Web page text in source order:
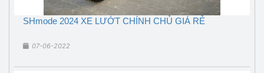
SHmode 2024 XE LƯỚT CHÍNH CHỦ GIÁ RẺ
07-06-2022